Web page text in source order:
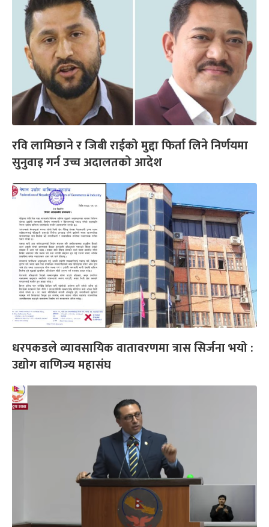
रवि लामिछाने र जिबी राईको मुद्दा फिर्ता लिने निर्णयमा
सुनुवाइ गर्न उच्च अदालतको आदेश
धरपकडले व्यावसायिक वातावरणमा त्रास सिर्जना भयो :
उद्योग वाणिज्य महासंघ